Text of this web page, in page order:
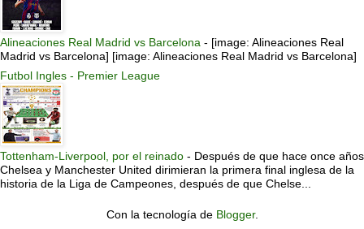
Alineaciones Real Madrid vs Barcelona - [image: Alineaciones Real
Madrid vs Barcelona] [image: Alineaciones Real Madrid vs Barcelona]
Futbol Ingles - Premier League
Tottenham-Liverpool, por el reinado - Después de que hace once años
Chelsea y Manchester United dirimieran la primera final inglesa de la
historia de la Liga de Campeones, después de que Chelse...
Con la tecnología de Blogger.